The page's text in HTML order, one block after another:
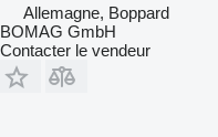
Allemagne, Boppard
BOMAG GmbH
Contacter le vendeur